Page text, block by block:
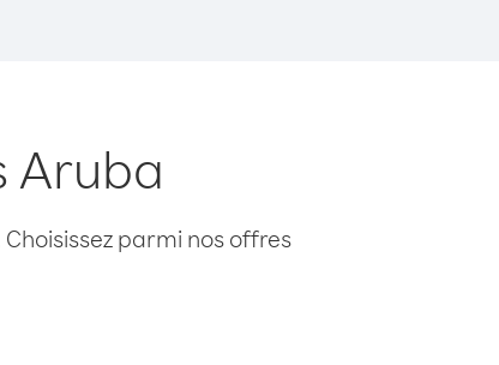
Aruba
parmi nos offres